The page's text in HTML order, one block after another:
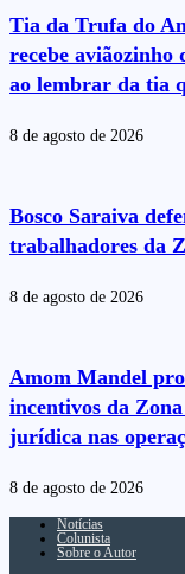
Tia da Trufa do
recebe aviãozinho
ao lembrar da tia
8 de agosto de 2026
Bosco Saraiva
trabalhadores da
8 de agosto de 2026
Amom Mandel
incentivos da
jurídica nas
8 de agosto de 2026
Notícias
Colunista
Sobre o Autor